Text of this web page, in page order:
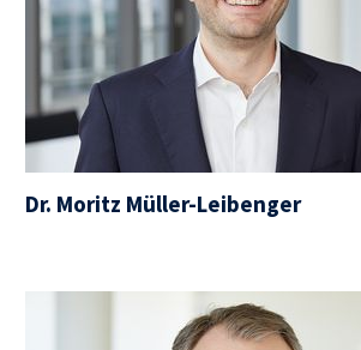
Dr. Moritz Müller-Leibenger